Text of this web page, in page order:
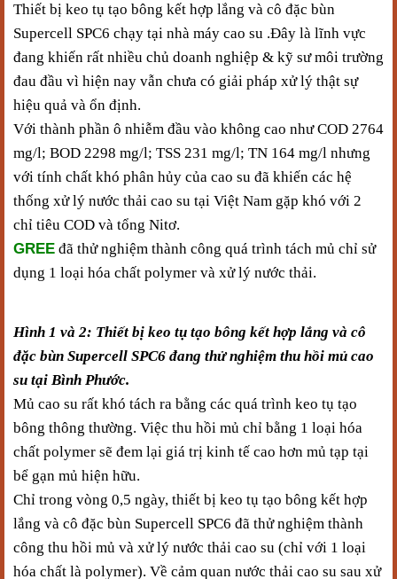
Thiết bị keo tụ tạo bông kết hợp lắng và cô đặc bùn
Supercell SPC6 chạy tại nhà máy cao su .Đây là lĩnh vực
đang khiến rất nhiều chủ doanh nghiệp & kỹ sư môi trường
đau đầu vì hiện nay vẫn chưa có giải pháp xử lý thật sự
hiệu quả và ổn định.
Với thành phần ô nhiễm đầu vào không cao như COD 2764
mg/l; BOD 2298 mg/l; TSS 231 mg/l; TN 164 mg/l nhưng
với tính chất khó phân hủy của cao su đã khiến các hệ
thống xử lý nước thải cao su tại Việt Nam gặp khó với 2
chỉ tiêu COD và tổng Nitơ.
GREE đã thử nghiệm thành công quá trình tách mủ chỉ sử
dụng 1 loại hóa chất polymer và xử lý nước thải.
Hình 1 và 2: Thiết bị keo tụ tạo bông kết hợp lắng và cô
đặc bùn Supercell SPC6 đang thử nghiệm thu hồi mủ cao
su tại Bình Phước.
Mủ cao su rất khó tách ra bằng các quá trình keo tụ tạo
bông thông thường. Việc thu hồi mủ chỉ bằng 1 loại hóa
chất polymer sẽ đem lại giá trị kinh tế cao hơn mủ tạp tại
bể gạn mủ hiện hữu.
Chỉ trong vòng 0,5 ngày, thiết bị keo tụ tạo bông kết hợp
lắng và cô đặc bùn Supercell SPC6 đã thử nghiệm thành
công thu hồi mủ và xử lý nước thải cao su (chỉ với 1 loại
hóa chất là polymer). Về cảm quan nước thải cao su sau xử